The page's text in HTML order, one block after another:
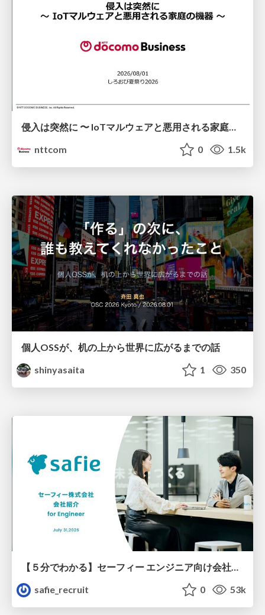
侵入は突然に 〜 IoTマルウェアと悪用される家庭の機器 ～ / When Intrusion Strikes: IoT Malware and the Abuse of Home Devices
nttcom
0 1.5k
個人OSSが、机の上から世界に広がるまでの話
shinyasaita
1 350
【５分でわかる】セーフィー エンジニア向け会社紹介
safie_recruit
0 53k